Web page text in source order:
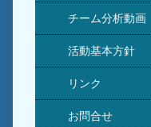
チーム分析動画
活動基本方針
リンク
お問合せ